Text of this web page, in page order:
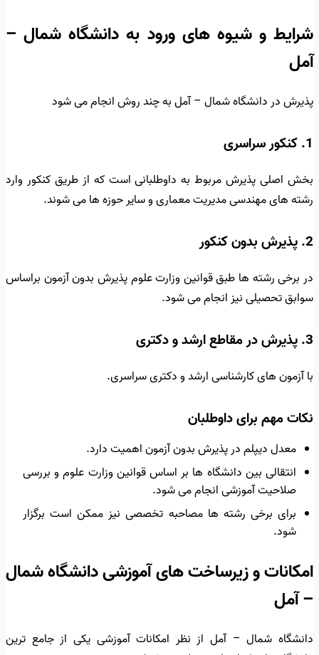
شرایط و شیوه های ورود به دانشگاه شمال –
آمل
پذیرش در دانشگاه شمال – آمل به چند روش انجام می شود
1. کنکور سراسری
بخش اصلی پذیرش مربوط به داوطلبانی است که از طریق کنکور وارد
رشته های مهندسی مدیریت معماری و سایر حوزه ها می شوند.
2. پذیرش بدون کنکور
در برخی رشته ها طبق قوانین وزارت علوم پذیرش بدون آزمون براساس
سوابق تحصیلی نیز انجام می شود.
3. پذیرش در مقاطع ارشد و دکتری
با آزمون های کارشناسی ارشد و دکتری سراسری.
نکات مهم برای داوطلبان
معدل دیپلم در پذیرش بدون آزمون اهمیت دارد.
انتقالی بین دانشگاه ها بر اساس قوانین وزارت علوم و بررسی
صلاحیت آموزشی انجام می شود.
برای برخی رشته ها مصاحبه تخصصی نیز ممکن است برگزار
شود.
امکانات و زیرساخت های آموزشی دانشگاه شمال
– آمل
دانشگاه شمال – آمل از نظر امکانات آموزشی یکی از جامع ترین